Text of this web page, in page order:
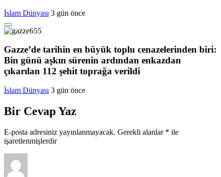
İslam Dünyası 3 gün önce
Gazze’de tarihin en büyük toplu cenazelerinden biri:
Bin günü aşkın sürenin ardından enkazdan
çıkarılan 112 şehit toprağa verildi
İslam Dünyası 3 gün önce
Bir Cevap Yaz
E-posta adresiniz yayınlanmayacak. Gerekli alanlar * ile
işaretlenmişlerdir